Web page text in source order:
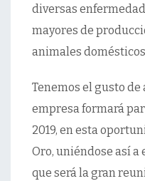
diversas
mayores de
animales
Tenemos el gusto
empresa formará
2019, en esta
Oro, uniéndose así
que será la gran